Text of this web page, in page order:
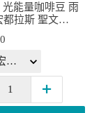
光能量咖啡豆 雨
拉斯 聖文森(1
HX-TB-06